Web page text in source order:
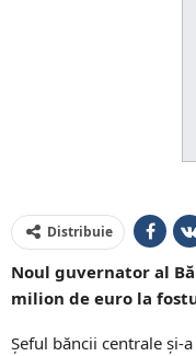
Distribuie
Noul guvernator al
milion de euro la
Şeful băncii centrale şi-